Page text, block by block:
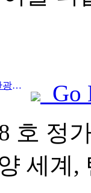
Prev:광둥성은 대만구를 세계적인 관광지로 만들기 위한 서비스 산업 역량 확충 계획을 발표했습니다.
Go
호 정
세계,